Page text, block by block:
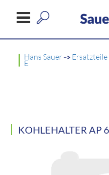
Hans Sauer-> Ersatzteile
E
KOHLEHALTER AP